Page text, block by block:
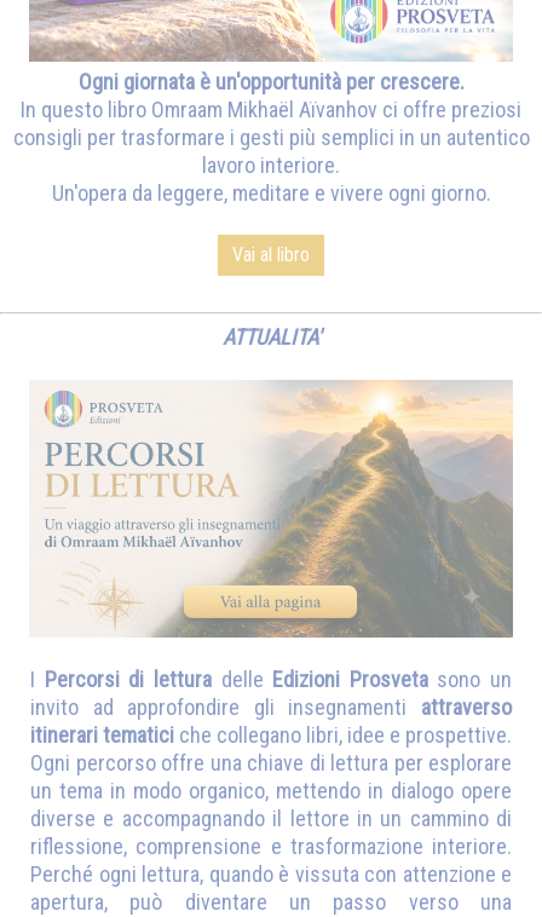
Ogni giornata è un'opportunità per crescere.
In questo libro Omraam Mikhaël Aïvanhov ci offre preziosi
consigli per trasformare i gesti più semplici in un autentico
lavoro interiore.
Un'opera da leggere, meditare e vivere ogni giorno.
Vai al libro
ATTUALITA'
I Percorsi di letturadelle Edizioni Prosvetasono un
invito ad approfondire gli insegnamenti attraverso
itinerari tematici che collegano libri, idee e prospettive.
Ogni percorso offre una chiave di lettura per esplorare
un tema in modo organico, mettendo in dialogo opere
diverse e accompagnando il lettore in un cammino di
riflessione, comprensione e trasformazione interiore.
Perché ogni lettura, quando è vissuta con attenzione e
apertura, può diventare un passo verso una